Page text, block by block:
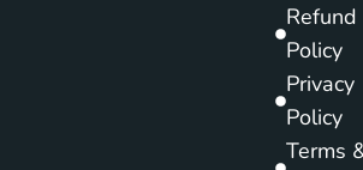
Refund
Policy
Privacy
Policy
Terms